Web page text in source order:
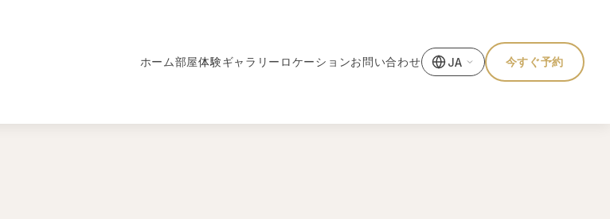
ホーム部屋体験ギャラリー ロケーションお問い合わせ JA 今すぐ予約